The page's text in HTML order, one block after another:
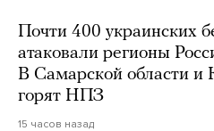
Почти 400 украинских
атаковали регионы
В Самарской области и
горят НПЗ
15 часов назад